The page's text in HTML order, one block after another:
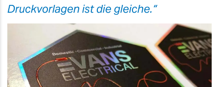
Druckvorlagen ist die gleiche.“